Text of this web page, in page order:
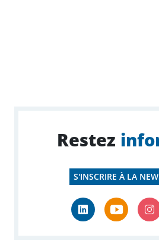
Restez
S'INSCRIRE À LA